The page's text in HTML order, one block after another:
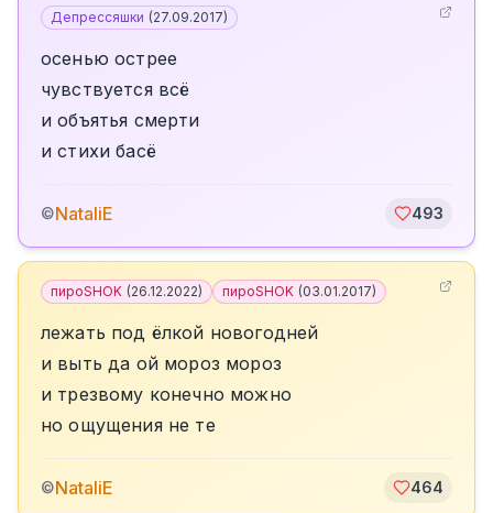
Депрессяшки (27.09.2017)
осенью острее
чувствуется всё
и объятья смерти
и стихи басё
©NataliE 493
пироSHOK (26.12.2022) пироSHOK (03.01.2017)
лежать под ёлкой новогодней
и выть да ой мороз мороз
и трезвому конечно можно
но ощущения не те
©NataliE 464